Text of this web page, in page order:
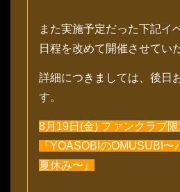
また実施予定だった下記イ
日程を改めて開催させてい
詳細につきましては、後日
す。
8月19日(金) ファンクラブ
『YOASOBIのOMUSUBI〜
夏休み〜』